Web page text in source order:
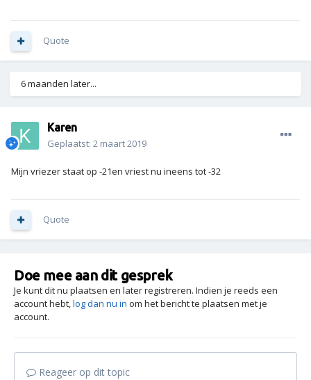
Quote
6 maanden later...
Karen
Geplaatst: 2 maart 2019
Mijn vriezer staat op -21en vriest nu ineens tot -32
Quote
Doe mee aan dit gesprek
Je kunt dit nu plaatsen en later registreren. Indien je reeds een
account hebt,log dan nu in om het bericht te plaatsen met je
account.
Reageer op dit topic